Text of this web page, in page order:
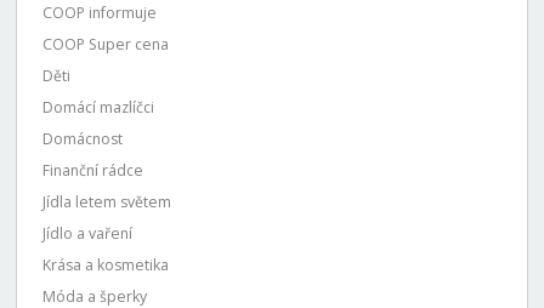
COOP informuje
COOP Super cena
Děti
Domácí mazlíčci
Domácnost
Finanční rádce
Jídla letem světem
Jídlo a vaření
Krása a kosmetika
Móda a šperky